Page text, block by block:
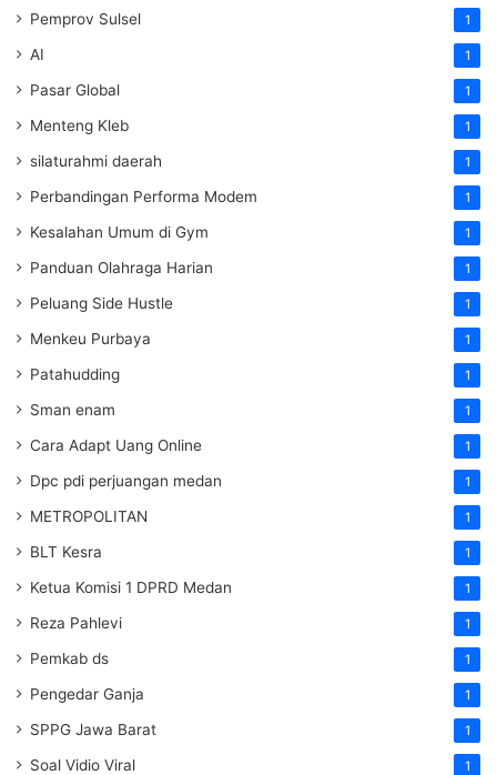
Pemprov Sulsel 1
AI 1
Pasar Global 1
Menteng Kleb 1
silaturahmi daerah 1
Perbandingan Performa Modem 1
Kesalahan Umum di Gym 1
Panduan Olahraga Harian 1
Peluang Side Hustle 1
Menkeu Purbaya 1
Patahudding 1
Sman enam 1
Cara Adapt Uang Online 1
Dpc pdi perjuangan medan 1
METROPOLITAN 1
BLT Kesra 1
Ketua Komisi 1 DPRD Medan 1
Reza Pahlevi 1
Pemkab ds 1
Pengedar Ganja 1
SPPG Jawa Barat 1
Soal Vidio Viral 1